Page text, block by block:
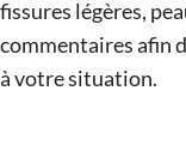
fissures légères,
commentaires afin
à votre situation.